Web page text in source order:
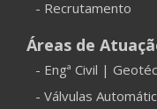
- Recrutamento
Áreas de
- Engª Civil |
- Válvulas